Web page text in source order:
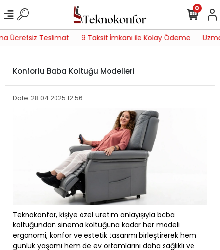
Ücretsiz Teslimat 9 Taksit İmkanı ile Kolay Ödeme
0
Konforlu Baba Koltuğu Modelleri
Date: 28.04.2025 12:56
Teknokonfor, kişiye özel üretim anlayışıyla baba
koltuğundan sinema koltuğuna kadar her modeli
ergonomi, konfor ve estetik tasarımı birleştirerek hem
günlük yaşamı hem de ev ortamlarını daha sağlıklı ve